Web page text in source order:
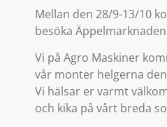
Mellan den 28/9-13/10
besöka
Vi på Agro Maskiner
vår monter helgerna
Vi hälsar er varmt
och kika på vårt breda